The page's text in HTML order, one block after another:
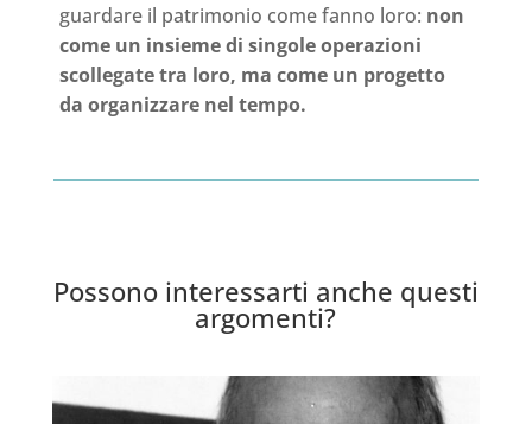
guardare il patrimonio come fanno loro: non
come un insieme di singole operazioni
scollegate tra loro, ma come un progetto
da organizzare nel tempo.
Possono interessarti anche questi
argomenti?